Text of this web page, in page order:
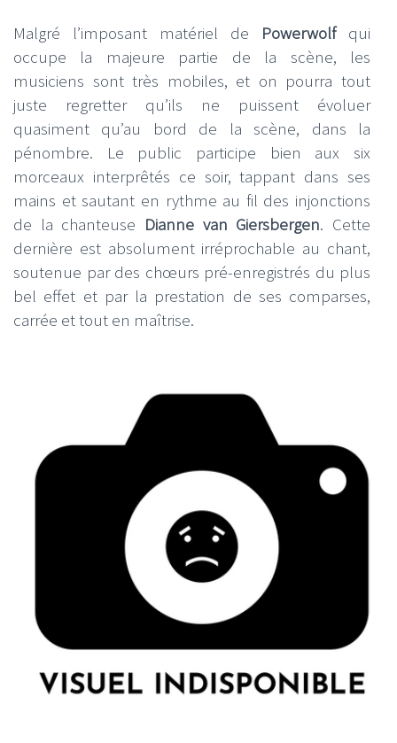
Malgré l’imposant matériel de Powerwolf qui
occupe la majeure partie de la scène, les
musiciens sont très mobiles, et on pourra tout
juste regretter qu’ils ne puissent évoluer
quasiment qu’au bord de la scène, dans la
pénombre. Le public participe bien aux six
morceaux interprêtés ce soir, tappant dans ses
mains et sautant en rythme au fil des injonctions
de la chanteuse Dianne van Giersbergen. Cette
dernière est absolument irréprochable au chant,
soutenue par des chœurs pré-enregistrés du plus
bel effet et par la prestation de ses comparses,
carrée et tout en maîtrise.